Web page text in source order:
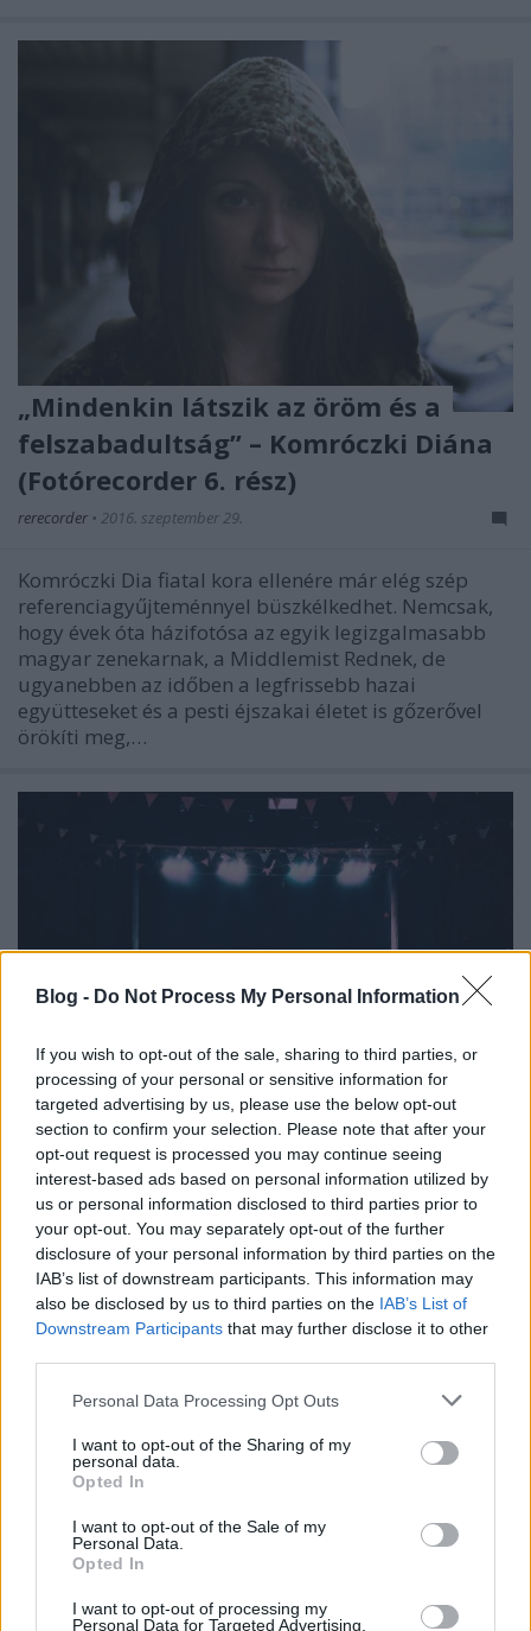
Blog - Do Not Process My Personal Information
If you wish to opt-out of the sale, sharing to third parties, or
processing of your personal or sensitive information for
targeted advertising by us, please use the below opt-out
section to confirm your selection. Please note that after your
opt-out request is processed you may continue seeing
interest-based ads based on personal information utilized by
us or personal information disclosed to third parties prior to
your opt-out. You may separately opt-out of the further
disclosure of your personal information by third parties on the
IAB’s list of downstream participants. This information may
also be disclosed by us to third parties on the IAB’s List of
Downstream Participants that may further disclose it to other
Please note that this website/app uses one or more Google
not limited to your visit or usage behaviour. You may click to
grant or deny consent to Google and its third-party tags to
use your data for below specified purposes in below Google
consent section.
Personal Data Processing Opt Outs
I want to opt-out of the Sharing of my
personal data.
Opted In
I want to opt-out of the Sale of my
Personal Data.
Opted In
I want to opt-out of processing my
Personal Data for Targeted Advertising.
„Mindenkin látszik az öröm és a
felszabadultság” – Komróczki Diána
(Fotórecorder 6. rész)
rerecorder • 2016. szeptember 29.
Komróczki Dia fiatal kora ellenére már elég szép
referenciagyűjteménnyel büszkélkedhet. Nemcsak,
hogy évek óta házifotósa az egyik legizgalmasabb
magyar zenekarnak, a Middlemist Rednek, de
ugyanebben az időben a legfrissebb hazai
együtteseket és a pesti éjszakai életet is gőzerővel
örökíti meg,…
Mint egy párkapcsolat életében az
összeköltözés – iamyank-Turnénapló
(+RecVideo 005)
rerecorder • 2016. szeptember 01.
Az eddigi Turnénaplóinkban a kívülről érkező
megfigyelő szemszögéből szóltunk utazó, ki-
iamyank, pontosabban az iamyank Live Band
négynapos augusztus végi lengyelországi
koncertsorozatát belső körből mutatjuk be -
konkrétan a…